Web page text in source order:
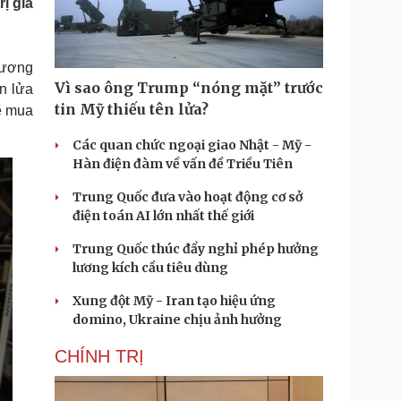
nghiệp 24h
Doanh nhân
Vì cộng đồng
Tin Công nghệ
Trải nghiệm
Chuyển đổi số
lịch
in
Podcast
Đọc truyện đêm khuya
Cửa sổ tình yêu
Hạt giống tâm hồn
giá
lửa
mua
Vì sao ông Trump “nóng mặt” trước
tin Mỹ thiếu tên lửa?
Các quan chức ngoại giao Nhật - Mỹ -
Hàn điện đàm về vấn đề Triều Tiên
Trung Quốc đưa vào hoạt động cơ sở
điện toán AI lớn nhất thế giới
Trung Quốc thúc đẩy nghỉ phép hưởng
lương kích cầu tiêu dùng
Xung đột Mỹ - Iran tạo hiệu ứng
domino, Ukraine chịu ảnh hưởng
CHÍNH TRỊ